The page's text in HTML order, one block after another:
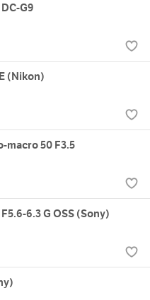
G9
(Nikon)
macro 50 F3.5
6.3 G OSS (Sony)